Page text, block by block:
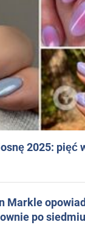
2025: pięć
po